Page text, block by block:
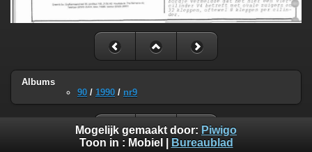
Albums
90 / 1990 / nr9
Mogelijk gemaakt door: Piwigo
Toon in : Mobiel Bureaublad